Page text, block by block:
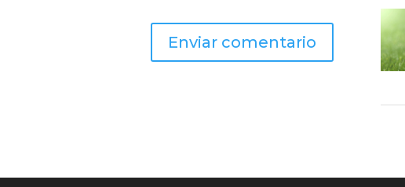
Enviar comentario